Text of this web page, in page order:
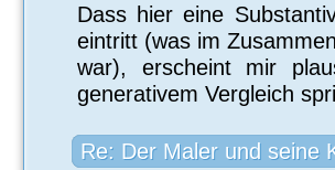
Dass hier eine
eintritt (was im
war), erscheint mir
generativem Vergleich
Re: Der Maler und seine